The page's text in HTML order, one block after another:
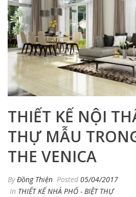
THIẾT KẾ NỘI
THỰ MẪU
THE VENICA
ByĐồng Thiện Posted 05/04/2017
In THIẾT KẾ NHÀ PHỐ - BIỆT THỰ